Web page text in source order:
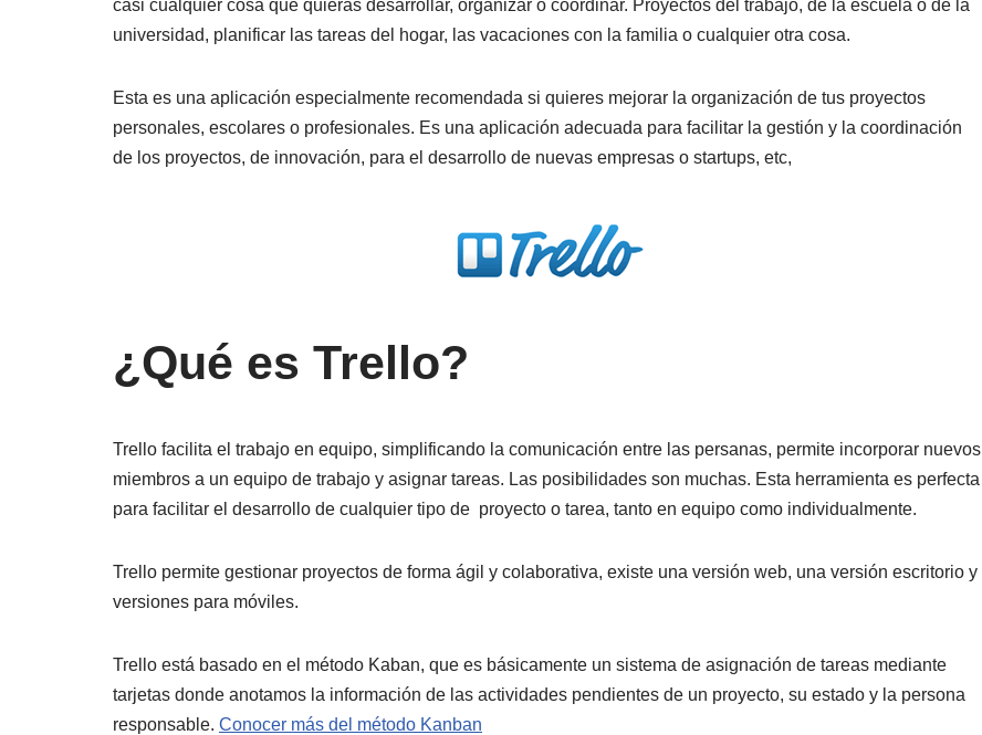
e
n
er e
o
o
k
n
e
y
n
k
p
tir
casi cualquier cosa que quieras desarrollar, organizar o coordinar. Proyectos del trabajo, de la escuela o de la
universidad, planificar las tareas del hogar, las vacaciones con la familia o cualquier otra cosa.
Esta es una aplicación especialmente recomendada si quieres mejorar la organización de tus proyectos
personales, escolares o profesionales. Es una aplicación adecuada para facilitar la gestión y la coordinación
de los proyectos, de innovación, para el desarrollo de nuevas empresas o startups, etc,
¿Qué es Trello?
Trello facilita el trabajo en equipo, simplificando la comunicación entre las persanas, permite incorporar nuevos
miembros a un equipo de trabajo y asignar tareas. Las posibilidades son muchas. Esta herramienta es perfecta
para facilitar el desarrollo de cualquier tipo de proyecto o tarea, tanto en equipo como individualmente.
Trello permite gestionar proyectos de forma ágil y colaborativa, existe una versión web, una versión escritorio y
versiones para móviles.
Trello está basado en el método Kaban, que es básicamente un sistema de asignación de tareas mediante
tarjetas donde anotamos la información de las actividades pendientes de un proyecto, su estado y la persona
responsable. Conocer más del método Kanban